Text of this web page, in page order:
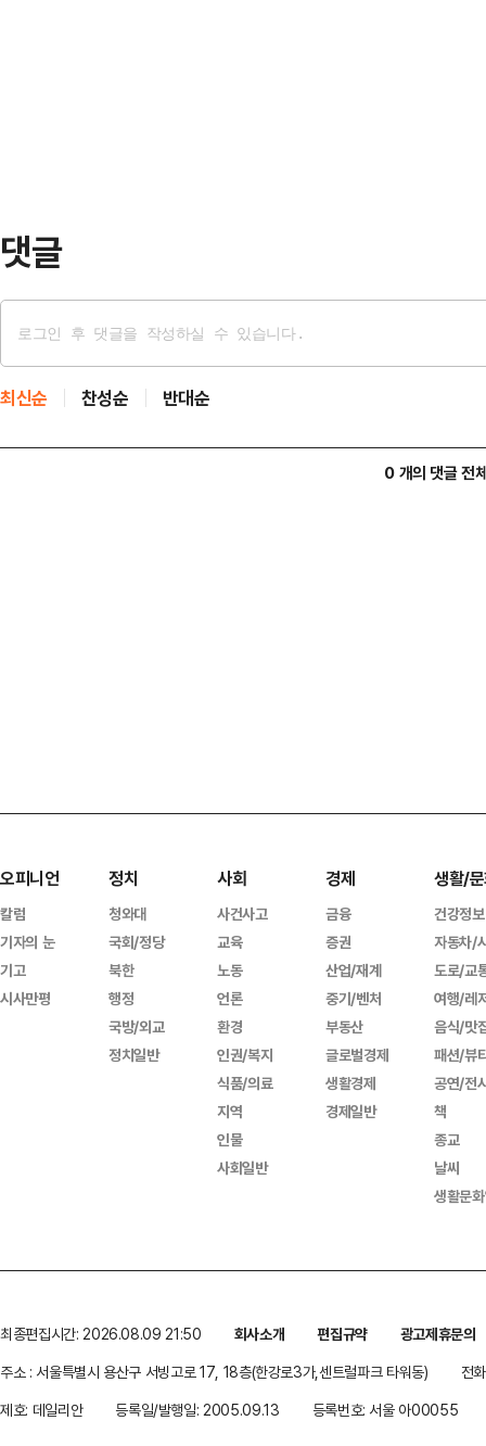
댓글
최신순 찬성순 반대순
0 개의 댓글 전
오피니언
칼럼
기자의 눈
기고
시사만평
정치
청와대
국회/정당
북한
행정
국방/외교
정치일반
사회
사건사고
교육
노동
언론
환경
인권/복지
식품/의료
지역
인물
사회일반
경제
금융
증권
산업/재계
중기/벤처
부동산
글로벌경제
생활경제
경제일반
생활/
건강정보
자동차/
도로/교
여행/레
음식/맛
패션/뷰
공연/전
책
종교
날씨
생활문
최종편집시간: 2026.08.09 21:50 회사소개 편집규약
광고제휴문의
주소 : 서울특별시 용산구 서빙고로 17, 18층(한강로3가,센트럴파크 타워동)
전
제호: 데일리안
등록일/발행일: 2005.09.13 등록번호: 서울 아00055